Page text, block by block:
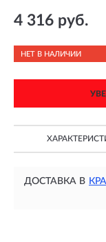
4 316 руб.
НЕТ В НАЛИЧИИ
ДОСТАВКА В